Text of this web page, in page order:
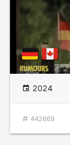
2024
442669